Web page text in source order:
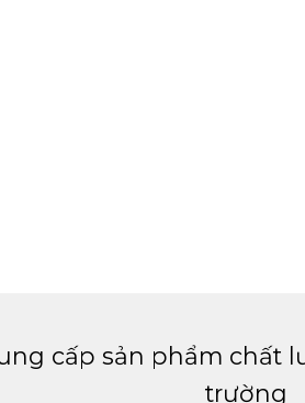
cấp sản phẩm chất
trường